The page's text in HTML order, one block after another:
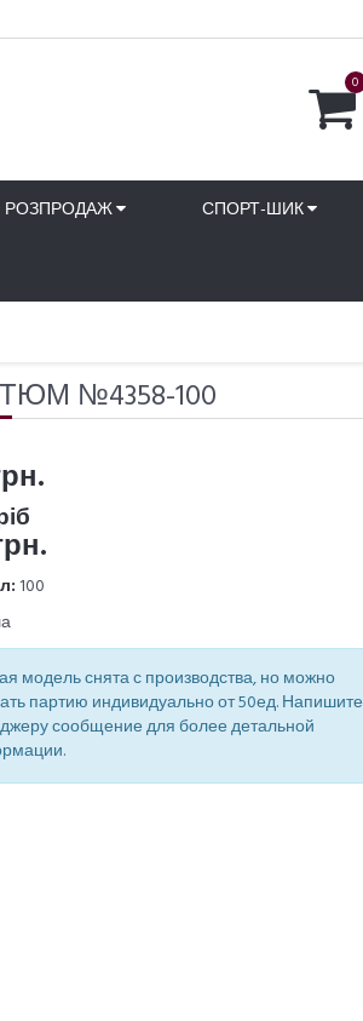
0
РОЗПРОДАЖ СПОРТ-ШИК
№4358-100
100
модель снята с производства, но можно
партию индивидуально от 50ед. Напишите
сообщение для более детальной